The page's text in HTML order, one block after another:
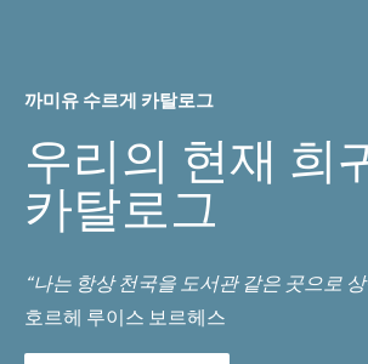
까미유 수르게 카탈로그
우리의 현재 희
카탈로그
“나는 항상 천국을 도서관 같은 곳으로
호르헤 루이스 보르헤스